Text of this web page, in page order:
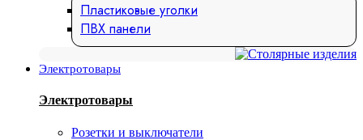
Пластиковые уголки
ПВХ панели
Электротовары
Электротовары
Розетки и выключатели